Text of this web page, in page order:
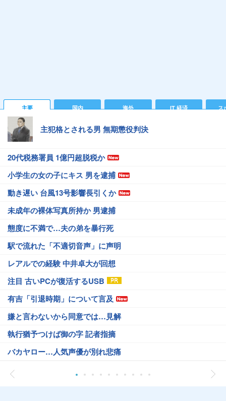
主要 国内 海外 IT 経済 ス
主犯格とされる男 無期懲役判決
20代税務署員 1億円超脱税か
小学生の女の子にキス 男を逮捕
動き遅い 台風13号影響長引くか
未成年の裸体写真所持か 男逮捕
態度に不満で…夫の弟を暴行死
駅で流れた「不適切音声」に声明
レアルでの経験 中井卓大が回想
注目 古いPCが復活するUSB
有吉「引退時期」について言及
嫌と言わないから同意では…見解
執行猶予つけば御の字 記者指摘
バカヤロー…人気声優が別れ悲痛